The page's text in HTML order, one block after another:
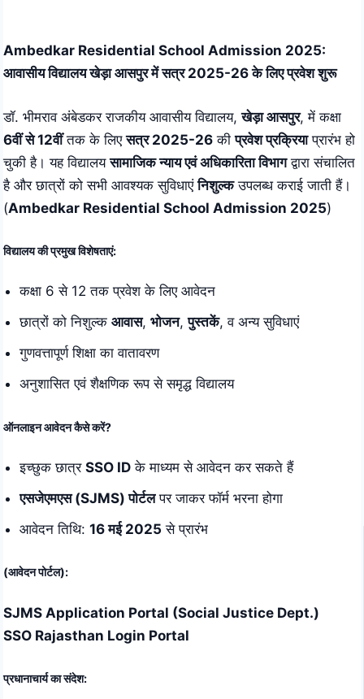
content
Ambedkar Residential School Admission 2025:
आवासीय विद्यालय खेड़ा आसपुर में सत्र 2025-26 के लिए प्रवेश शुरू
डॉ. भीमराव अंबेडकर राजकीय आवासीय विद्यालय,खेड़ा आसपुर, में कक्षा
6वीं से 12वींतक के लिएसत्र 2025-26 कीप्रवेश प्रक्रियाप्रारंभ हो
चुकी है। यह विद्यालयसामाजिक न्याय एवं अधिकारिता विभागद्वारा संचालित
है और छात्रों को सभी आवश्यक सुविधाएंनिशुल्कउपलब्ध कराई जाती हैं।
(Ambedkar Residential School Admission 2025)
विद्यालय की प्रमुख विशेषताएं:
कक्षा 6 से 12 तक प्रवेश के लिए आवेदन
छात्रों को निशुल्क आवास, भोजन,पुस्तकें, व अन्य सुविधाएं
गुणवत्तापूर्ण शिक्षा का वातावरण
अनुशासित एवं शैक्षणिक रूप से समृद्ध विद्यालय
ऑनलाइन आवेदन कैसे करें?
इच्छुक छात्र SSO ID के माध्यम से आवेदन कर सकते हैं
एसजेएमएस (SJMS) पोर्टलपर जाकर फॉर्म भरना होगा
आवेदन तिथि: 16 मई 2025 से प्रारंभ
(आवेदन पोर्टल):
SJMS Application Portal (Social Justice Dept.)
SSO Rajasthan Login Portal
प्रधानाचार्य का संदेश: